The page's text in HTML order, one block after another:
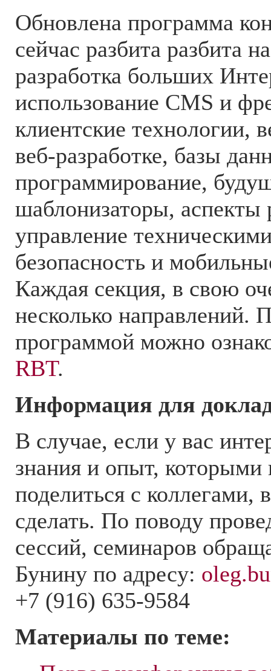
Обновлена программа
сейчас разбита разбита
разработка больших
использование CMS и
клиентские технологии,
веб-разработке, базы
программирование,
шаблонизаторы, аспекты
управление
безопасность и
Каждая секция, в свою
несколько направлений.
программой можно
RBT.
Информация для
В случае, если у вас
знания и опыт, которыми
поделиться с коллегами,
сделать. По поводу
сессий, семинаров
Бунину по адресу:
+7 (916) 635-9584
Материалы по теме: